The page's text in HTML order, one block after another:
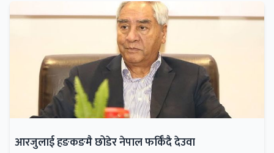
आरजुलाई हङकङमै छोडेर नेपाल फर्किँदै देउवा